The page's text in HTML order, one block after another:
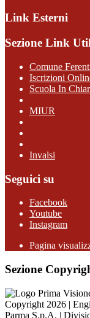
Link Esterni
Sezione Link
Comune
Iscrizioni
Scuola In
MIUR
Invalsi
Seguici su
Facebook
Youtube
Instagram
Pagina
Sezione
Copyright 2026 |
Parma S.p.A. |